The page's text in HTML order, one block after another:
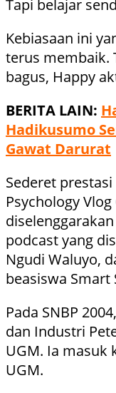
Tapi belajar
Kebiasaan ini
terus membaik.
bagus, Happy
BERITA LAIN:
Hadikusumo
Gawat Darurat
Sederet
Psychology
podcast yang
Ngudi Waluyo,
beasiswa Smart
Pada SNBP
dan Industri
UGM. Ia masuk
UGM.